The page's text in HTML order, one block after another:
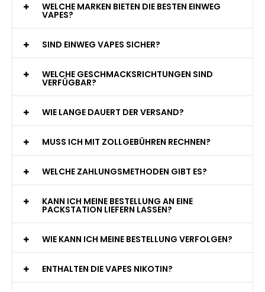
WELCHE MARKEN BIETEN DIE BESTEN EINWEG
VAPES?
SIND EINWEG VAPES SICHER?
WELCHE GESCHMACKSRICHTUNGEN SIND
VERFÜGBAR?
WIE LANGE DAUERT DER VERSAND?
MUSS ICH MIT ZOLLGEBÜHREN RECHNEN?
WELCHE ZAHLUNGSMETHODEN GIBT ES?
KANN ICH MEINE BESTELLUNG AN EINE
PACKSTATION LIEFERN LASSEN?
WIE KANN ICH MEINE BESTELLUNG VERFOLGEN?
ENTHALTEN DIE VAPES NIKOTIN?